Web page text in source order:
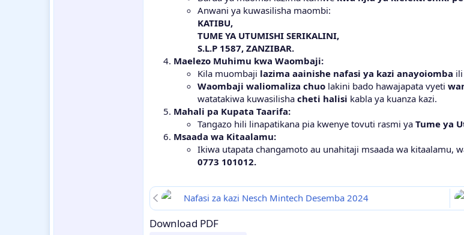
Anwani ya kuwasilisha maombi:
KATIBU,
TUME YA UTUMISHI SERIKALINI,
S.L.P 1587, ZANZIBAR.
Maelezo Muhimu kwa Waombaji:
Kila muombaji lazima aainishe nafasi ya kazi anayoiomba
Waombaji waliomaliza chuo lakini bado hawajapata vyeti
watatakiwa kuwasilisha cheti halisi kabla ya kuanza kazi.
Mahali pa Kupata Taarifa:
Tangazo hili linapatikana pia kwenye tovuti rasmi ya Tume ya
Msaada wa Kitaalamu:
Ikiwa utapata changamoto au unahitaji msaada wa kitaalamu,
0773 101012.
Nafasi za kazi Nesch Mintech Desemba 2024
Download PDF